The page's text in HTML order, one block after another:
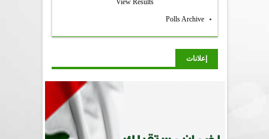
Polls Archive
إعلانات